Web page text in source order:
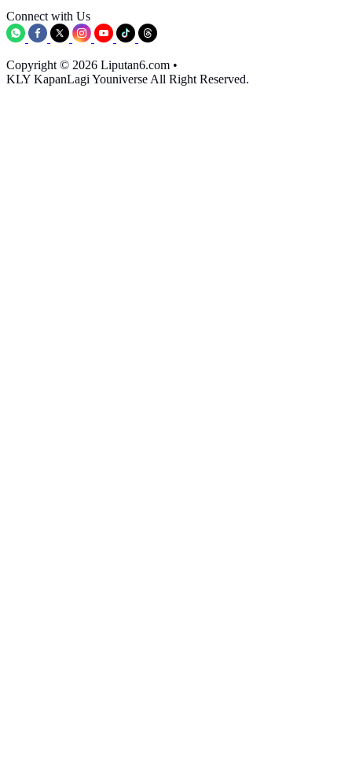
Connect with Us
Copyright © 2026 Liputan6.com •
KLY KapanLagi Youniverse All Right Reserved.